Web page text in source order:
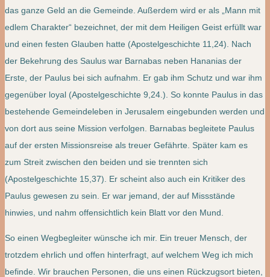
das ganze Geld an die Gemeinde. Außerdem wird er als „Mann mit
edlem Charakter“ bezeichnet, der mit dem Heiligen Geist erfüllt war
und einen festen Glauben hatte (Apostelgeschichte 11,24). Nach
der Bekehrung des Saulus war Barnabas neben Hananias der
Erste, der Paulus bei sich aufnahm. Er gab ihm Schutz und war ihm
gegenüber loyal (Apostelgeschichte 9,24.). So konnte Paulus in das
bestehende Gemeindeleben in Jerusalem eingebunden werden und
von dort aus seine Mission verfolgen. Barnabas begleitete Paulus
auf der ersten Missionsreise als treuer Gefährte. Später kam es
zum Streit zwischen den beiden und sie trennten sich
(Apostelgeschichte 15,37). Er scheint also auch ein Kritiker des
Paulus gewesen zu sein. Er war jemand, der auf Missstände
hinwies, und nahm offensichtlich kein Blatt vor den Mund.
So einen Wegbegleiter wünsche ich mir. Ein treuer Mensch, der
trotzdem ehrlich und offen hinterfragt, auf welchem Weg ich mich
befinde. Wir brauchen Personen, die uns einen Rückzugsort bieten,